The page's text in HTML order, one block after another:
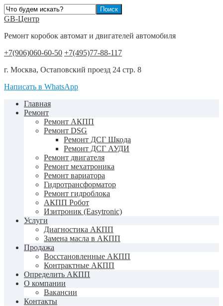
GB-Центр
Ремонт коробок автомат и двигателей автомобиля
+7(906)060-60-50 +7(495)77-88-117
г. Москва, Остаповский проезд 24 стр. 8
Написать в WhatsApp
Главная
Ремонт
Ремонт АКПП
Ремонт DSG
Ремонт ДСГ Шкода
Ремонт ДСГ АУДИ
Ремонт двигателя
Ремонт мехатроника
Ремонт вариатора
Гидротрансформатор
Ремонт гидроблока
АКПП Робот
Изитроник (Easytronic)
Услуги
Диагностика АКПП
Замена масла в АКПП
Продажа
Восстановленные АКПП
Контрактные АКПП
Определить АКПП
О компании
Вакансии
Контакты